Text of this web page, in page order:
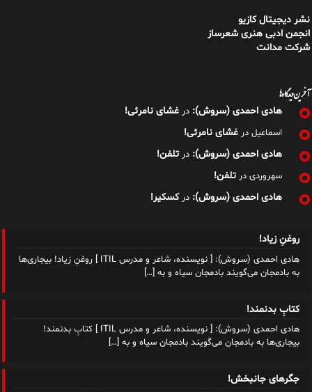
نشر دیجیتال کازیو
انجمن ادبی هنری شعرساز
شرکت مدانت
آخرین دیدگاه‌ها
هادی احمدی (سروش): در غشای نامرئی!
اسماعیل در غشای نامرئی!
هادی احمدی (سروش): در تلفن!
سهروردی در تلفن!
هادی احمدی (سروش): درکسکیر!
روغنِ زیاد!
هادی احمدی (سروش): [ نویسنده، شاعر و مدرس ITIL ] روغنِ زیاد! بیجاری‌ها
به بادمجان می‌گویند بادمجان سیاه و به […]
کتابِ بدنمند!
هادی احمدی (سروش): [ نویسنده، شاعر و مدرس ITIL ] کتابِ بدنمند!
بیجاری‌ها به بادمجان می‌گویند بادمجان سیاه و به […]
جگرهای جانبخش!